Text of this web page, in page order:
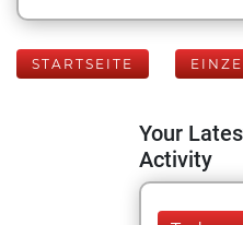
STARTSEITE
Your
Activity